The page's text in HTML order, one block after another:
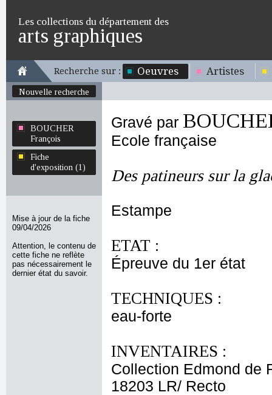
Les collections du département des
arts graphiques
Recherche sur : Oeuvres Artistes
Nouvelle recherche
BOUCHER
François
Fiche
d'exposition (1)
Mise à jour de la fiche
09/04/2026
Attention, le contenu de
cette fiche ne reflète
pas nécessairement le
dernier état du savoir.
Gravé par
Ecole française
Des patineurs sur la
Estampe
ETAT :
Épreuve du 1er état
TECHNIQUES :
eau-forte
INVENTAIRES :
Collection Edmond de
18203 LR/ Recto